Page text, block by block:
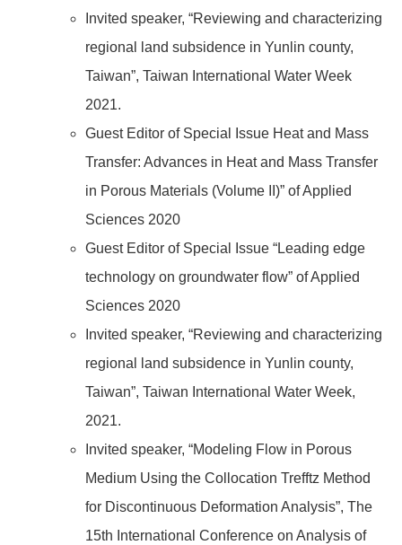
Invited speaker, “Reviewing and characterizing
regional land subsidence in Yunlin county,
Taiwan”, Taiwan International Water Week
2021.
Guest Editor of Special Issue Heat and Mass
Transfer: Advances in Heat and Mass Transfer
in Porous Materials (Volume II)” of Applied
Sciences 2020
Guest Editor of Special Issue “Leading edge
technology on groundwater flow” of Applied
Sciences 2020
Invited speaker, “Reviewing and characterizing
regional land subsidence in Yunlin county,
Taiwan”, Taiwan International Water Week,
2021.
Invited speaker, “Modeling Flow in Porous
Medium Using the Collocation Trefftz Method
for Discontinuous Deformation Analysis”, The
15th International Conference on Analysis of